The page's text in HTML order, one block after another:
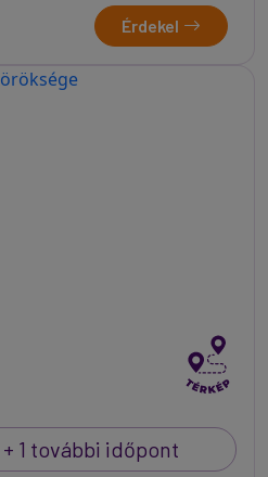
Érdekel
+ 1 további időpont